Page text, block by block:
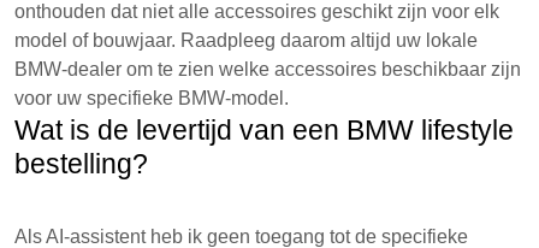
onthouden dat niet alle accessoires geschikt zijn voor elk
model of bouwjaar. Raadpleeg daarom altijd uw lokale
BMW-dealer om te zien welke accessoires beschikbaar zijn
voor uw specifieke BMW-model.
Wat is de levertijd van een BMW lifestyle
bestelling?
Als AI-assistent heb ik geen toegang tot de specifieke